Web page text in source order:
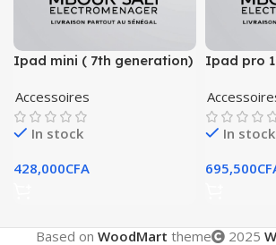
Ipad mini ( 7th generation)
Accessoires
In stock
428,000CFA
Ipad pro
In stock
695,500
Based on WoodMart theme 2025